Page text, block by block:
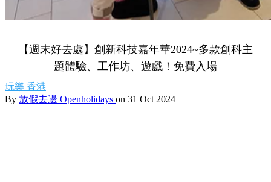
【週末好去處】創新科技嘉年華2024~多款創科主
題體驗、工作坊、遊戲！免費入場
玩樂 香港
By 放假去邊 Openholidays on 31 Oct 2024